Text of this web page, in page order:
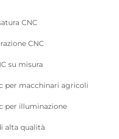
CNC
CNC
su misura
per macchinari agricoli
per illuminazione
alta qualità